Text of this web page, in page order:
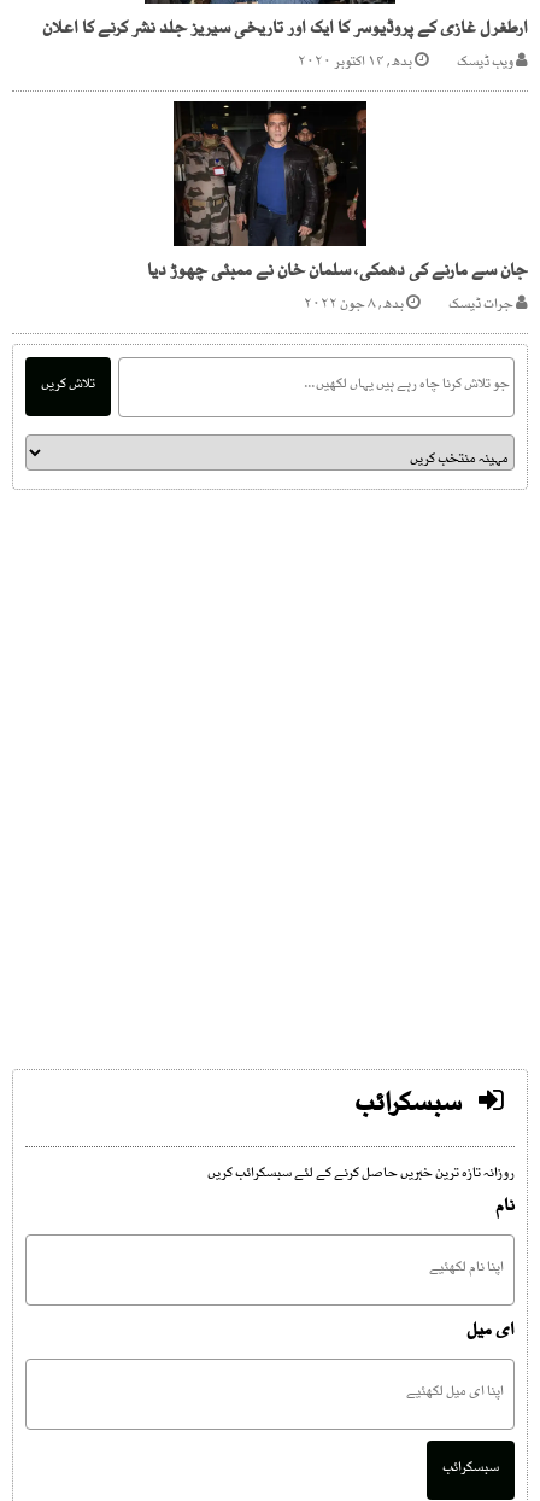
ارطغرل غازی کے پروڈیوسر کا ایک اور تاریخی سیریز جلد نشر کرنے کا اعلان
ویب ڈیسک بدھ, ۱۴ اکتوبر ۲۰۲۰
جان سے مارنے کی دھمکی، سلمان خان نے ممبئی چھوڑ دیا
جرات ڈیسک بدھ, ۸ جون ۲۰۲۲
تلاش کریں
سبسکرائب
روزانہ تازہ ترین خبریں حاصل کرنے کے لئے سبسکرائب کریں
نام
ای میل
سبسکرائب